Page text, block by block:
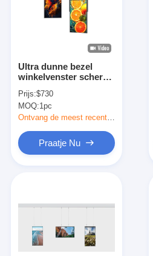
Over Ons
Ultra dunne bezel
winkelvenster scherm
opgehangen venster
scherm
Prijs:$730
MOQ:1pc
Ontvang de meest recente Prijs
Praatje Nu